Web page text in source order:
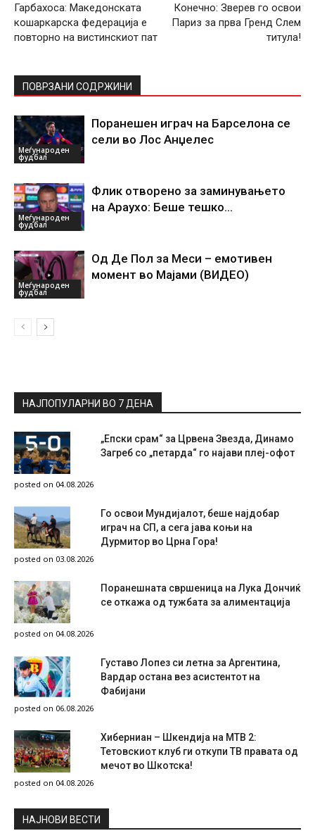
Гарбахоса: Македонската
кошаркарска федерација е
повторно на вистинскиот пат
Конечно: Зверев го освои
Париз за прва Гренд Слем
титула!
ПОВРЗАНИ СОДРЖИНИ
Меѓународен
фудбал
Поранешен играч на Барселона се
сели во Лос Анџелес
Меѓународен
фудбал
Флик отворено за заминувањето
на Араухо: Беше тешко…
Меѓународен
фудбал
Од Де Пол за Меси – емотивен
момент во Мајами (ВИДЕО)
НАЈПОПУЛАРНИ ВО 7 ДЕНА
„Епски срам“ за Црвена Звезда, Динамо
Загреб со „петарда“ го најави плеј-офот
posted on 04.08.2026
Го освои Мундијалот, беше најдобар
играч на СП, а сега јава коњи на
Дурмитор во Црна Гора!
posted on 03.08.2026
Поранешната свршеница на Лука Дончиќ
се откажа од тужбата за алиментација
posted on 04.08.2026
Густаво Лопез си летна за Аргентина,
Вардар остана вез асистентот на
Фабијани
posted on 06.08.2026
Хиберниан – Шкендија на МТВ 2:
Тетовскиот клуб ги откупи ТВ правата од
мечот во Шкотска!
posted on 04.08.2026
НAЈНОВИ ВЕСТИ